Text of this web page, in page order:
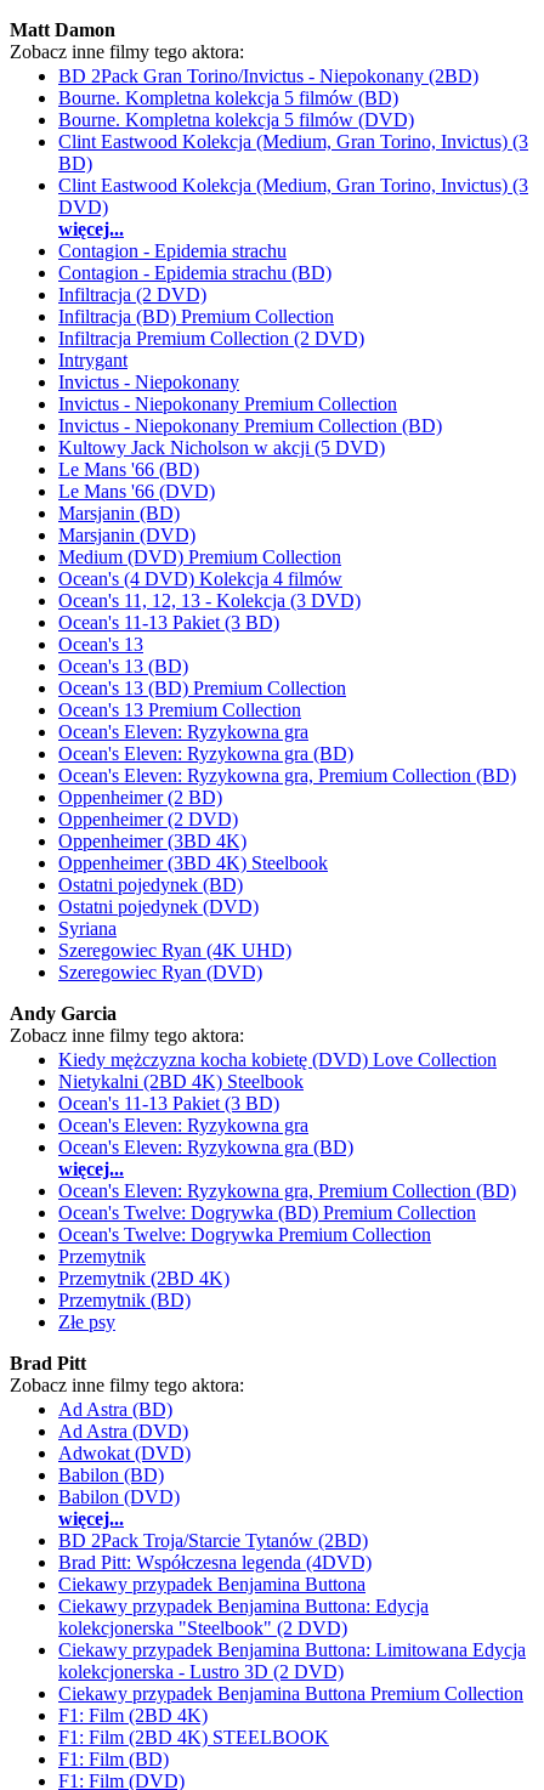
Matt Damon
Zobacz inne filmy tego aktora:
BD 2Pack Gran Torino/Invictus - Niepokonany (2BD)
Bourne. Kompletna kolekcja 5 filmów (BD)
Bourne. Kompletna kolekcja 5 filmów (DVD)
Clint Eastwood Kolekcja (Medium, Gran Torino, Invictus) (3
BD)
Clint Eastwood Kolekcja (Medium, Gran Torino, Invictus) (3
DVD)
więcej...
Contagion - Epidemia strachu
Contagion - Epidemia strachu (BD)
Infiltracja (2 DVD)
Infiltracja (BD) Premium Collection
Infiltracja Premium Collection (2 DVD)
Intrygant
Invictus - Niepokonany
Invictus - Niepokonany Premium Collection
Invictus - Niepokonany Premium Collection (BD)
Kultowy Jack Nicholson w akcji (5 DVD)
Le Mans '66 (BD)
Le Mans '66 (DVD)
Marsjanin (BD)
Marsjanin (DVD)
Medium (DVD) Premium Collection
Ocean's (4 DVD) Kolekcja 4 filmów
Ocean's 11, 12, 13 - Kolekcja (3 DVD)
Ocean's 11-13 Pakiet (3 BD)
Ocean's 13
Ocean's 13 (BD)
Ocean's 13 (BD) Premium Collection
Ocean's 13 Premium Collection
Ocean's Eleven: Ryzykowna gra
Ocean's Eleven: Ryzykowna gra (BD)
Ocean's Eleven: Ryzykowna gra, Premium Collection (BD)
Oppenheimer (2 BD)
Oppenheimer (2 DVD)
Oppenheimer (3BD 4K)
Oppenheimer (3BD 4K) Steelbook
Ostatni pojedynek (BD)
Ostatni pojedynek (DVD)
Syriana
Szeregowiec Ryan (4K UHD)
Szeregowiec Ryan (DVD)
Andy Garcia
Zobacz inne filmy tego aktora:
Kiedy mężczyzna kocha kobietę (DVD) Love Collection
Nietykalni (2BD 4K) Steelbook
Ocean's 11-13 Pakiet (3 BD)
Ocean's Eleven: Ryzykowna gra
Ocean's Eleven: Ryzykowna gra (BD)
więcej...
Ocean's Eleven: Ryzykowna gra, Premium Collection (BD)
Ocean's Twelve: Dogrywka (BD) Premium Collection
Ocean's Twelve: Dogrywka Premium Collection
Przemytnik
Przemytnik (2BD 4K)
Przemytnik (BD)
Złe psy
Brad Pitt
Zobacz inne filmy tego aktora:
Ad Astra (BD)
Ad Astra (DVD)
Adwokat (DVD)
Babilon (BD)
Babilon (DVD)
więcej...
BD 2Pack Troja/Starcie Tytanów (2BD)
Brad Pitt: Współczesna legenda (4DVD)
Ciekawy przypadek Benjamina Buttona
Ciekawy przypadek Benjamina Buttona: Edycja
kolekcjonerska "Steelbook" (2 DVD)
Ciekawy przypadek Benjamina Buttona: Limitowana Edycja
kolekcjonerska - Lustro 3D (2 DVD)
Ciekawy przypadek Benjamina Buttona Premium Collection
F1: Film (2BD 4K)
F1: Film (2BD 4K) STEELBOOK
F1: Film (BD)
F1: Film (DVD)